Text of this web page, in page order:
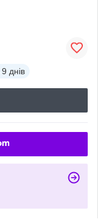
9 днів